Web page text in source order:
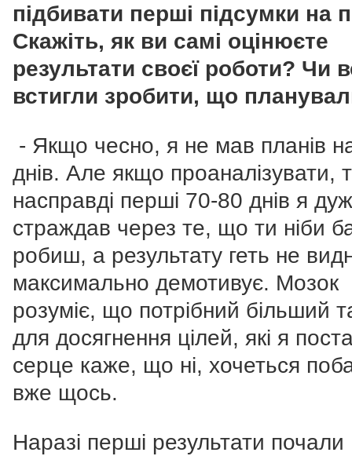
підбивати перші підсумки на
Скажіть, як ви самі оцінюєте
результати своєї роботи? Чи
встигли зробити, що
- Якщо чесно, я не мав планів
днів. Але якщо проаналізувати,
насправді перші 70-80 днів я
страждав через те, що ти ніби
робиш, а результату геть не
максимально демотивує. Мозок
розуміє, що потрібний більший
для досягнення цілей, які я
серце каже, що ні, хочеться
вже щось.
Наразі перші результати почали